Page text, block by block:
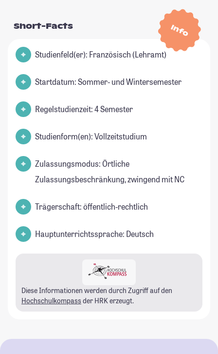
Info
Short-Facts
Studienfeld(er): Französisch (Lehramt)
Startdatum: Sommer- und Wintersemester
Regelstudienzeit: 4 Semester
Studienform(en): Vollzeitstudium
Zulassungsmodus: Örtliche
Zulassungsbeschränkung, zwingend mit NC
Trägerschaft: öffentlich-rechtlich
Hauptunterrichtssprache: Deutsch
Diese Informationen werden durch Zugriff auf den
Hochschulkompass der HRK erzeugt.